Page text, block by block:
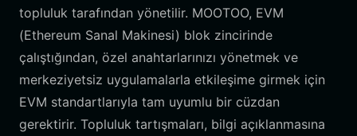
topluluk tarafından yönetilir. MOOTOO, EVM
(Ethereum Sanal Makinesi) blok zincirinde
çalıştığından, özel anahtarlarınızı yönetmek ve
merkeziyetsiz uygulamalarla etkileşime girmek için
EVM standartlarıyla tam uyumlu bir cüzdan
gerektirir. Topluluk tartışmaları, bilgi açıklanmasına